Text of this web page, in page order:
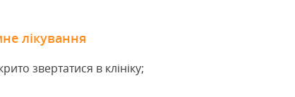
лікування
звертатися в клініку;